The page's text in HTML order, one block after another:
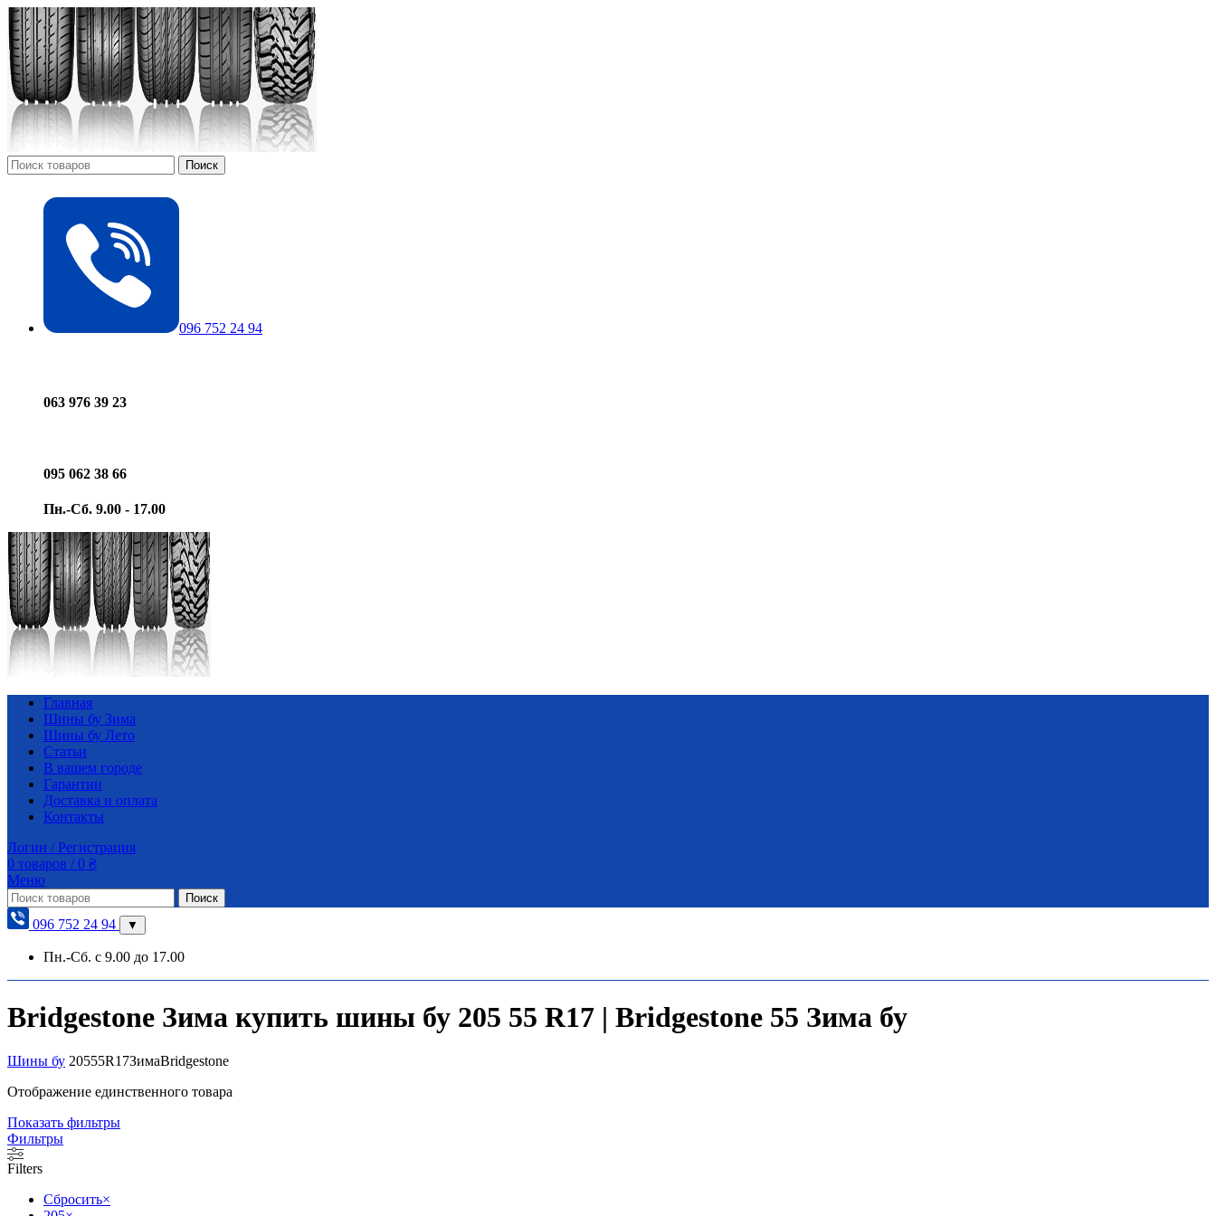
Поиск
096 752 24 94
063 976 39 23
095 062 38 66
Пн.-Сб. 9.00 - 17.00
Главная
Шины бу Зима
Шины бу Лето
Статьи
В вашем городе
Гарантии
Доставка и оплата
Контакты
Логин / Регистрация
0 товаров / 0 ₴
Меню
Поиск
096 752 24 94 ▼
Пн.-Сб. с 9.00 до 17.00
Bridgestone Зима купить шины бу 205 55 R17 | Bridgestone 55 Зима бу
Шины бу 20555R17ЗимаBridgestone
Отображение единственного товара
Показать фильтры
Фильтры
Filters
Сбросить×